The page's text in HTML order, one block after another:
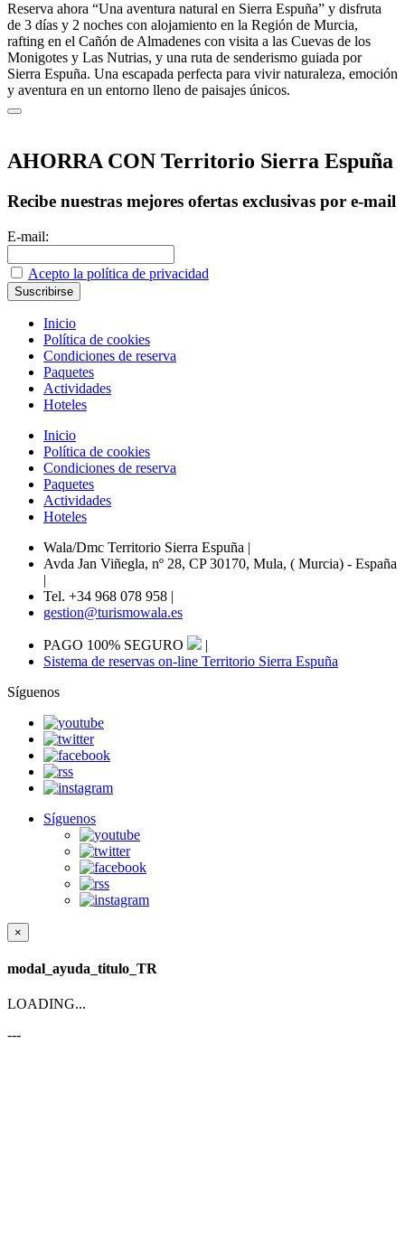
Reserva ahora “Una aventura natural en Sierra Espuña” y disfruta
de 3 días y 2 noches con alojamiento en la Región de Murcia,
rafting en el Cañón de Almadenes con visita a las Cuevas de los
Monigotes y Las Nutrias, y una ruta de senderismo guiada por
Sierra Espuña. Una escapada perfecta para vivir naturaleza, emoción
y aventura en un entorno lleno de paisajes únicos.
AHORRA CON Territorio Sierra Espuña
Recibe nuestras mejores ofertas exclusivas por e-mail
E-mail:
Acepto la política de privacidad
Inicio
Política de cookies
Condiciones de reserva
Paquetes
Actividades
Hoteles
Inicio
Política de cookies
Condiciones de reserva
Paquetes
Actividades
Hoteles
Wala/Dmc Territorio Sierra Espuña |
Avda Jan Viñegla, nº 28, CP 30170, Mula, ( Murcia) - España
|
Tel. +34 968 078 958 |
gestion@turismowala.es
PAGO 100% SEGURO
|
Sistema de reservas on-line Territorio Sierra Espuña
Síguenos
Síguenos
×
modal_ayuda_titulo_TR
LOADING...
---